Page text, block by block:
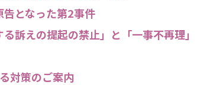
告となった第2事件
る訴えの提起の禁止」と「一事不再理」
対策のご案内